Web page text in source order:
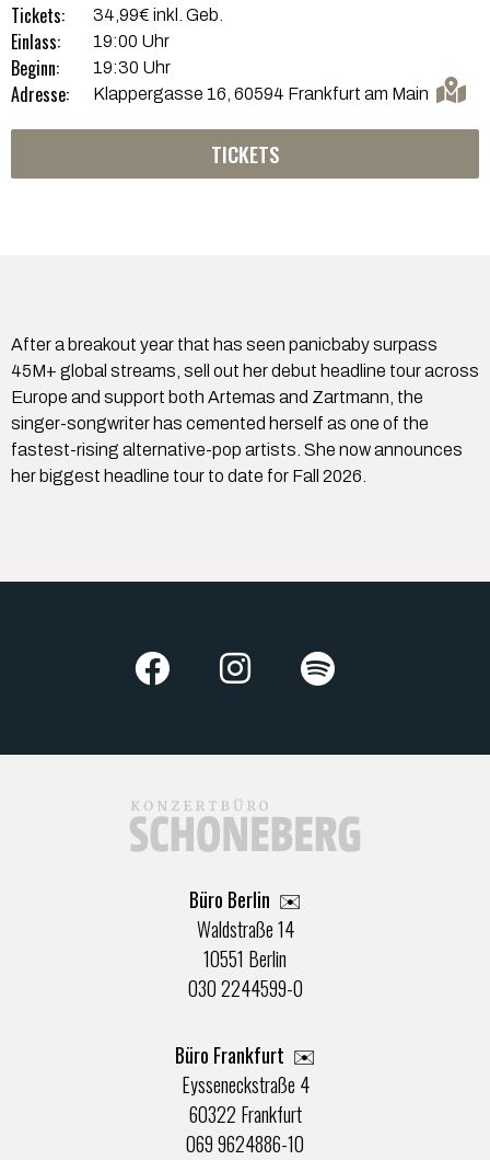
Tickets: 34,99€ inkl. Geb.
Einlass: 19:00 Uhr
Beginn: 19:30 Uhr
Adresse: Klappergasse 16, 60594 Frankfurt am Main
TICKETS
After a breakout year that has seen panicbaby surpass
45M+ global streams, sell out her debut headline tour across
Europe and support both Artemas and Zartmann, the
singer-songwriter has cemented herself as one of the
fastest-rising alternative-pop artists. She now announces
her biggest headline tour to date for Fall 2026.
Büro Berlin ✉️
Waldstraße 14
10551 Berlin
030 2244599-0
Büro Frankfurt ✉️
Eysseneckstraße 4
60322 Frankfurt
069 9624886-10